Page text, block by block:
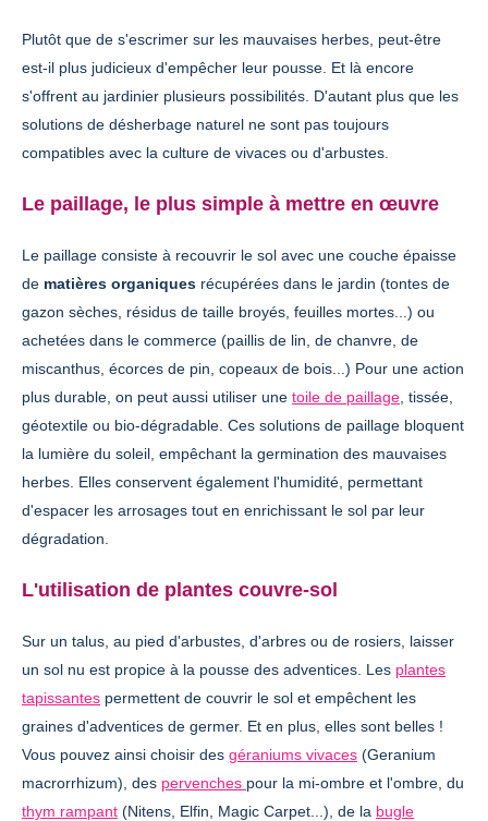
Plutôt que de s'escrimer sur les mauvaises herbes, peut-être
est-il plus judicieux d'empêcher leur pousse. Et là encore
s'offrent au jardinier plusieurs possibilités. D'autant plus que les
solutions de désherbage naturel ne sont pas toujours
compatibles avec la culture de vivaces ou d'arbustes.
Le paillage, le plus simple à mettre en œuvre
Le paillage consiste à recouvrir le sol avec une couche épaisse
de matières organiques récupérées dans le jardin (tontes de
gazon sèches, résidus de taille broyés, feuilles mortes...) ou
achetées dans le commerce (paillis de lin, de chanvre, de
miscanthus, écorces de pin, copeaux de bois...) Pour une action
plus durable, on peut aussi utiliser une toile de paillage , tissée,
géotextile ou bio-dégradable. Ces solutions de paillage bloquent
la lumière du soleil, empêchant la germination des mauvaises
herbes. Elles conservent également l'humidité, permettant
d'espacer les arrosages tout en enrichissant le sol par leur
dégradation.
L'utilisation de plantes couvre-sol
Sur un talus, au pied d'arbustes, d'arbres ou de rosiers, laisser
un sol nu est propice à la pousse des adventices. Les plantes
tapissantes permettent de couvrir le sol et empêchent les
graines d'adventices de germer. Et en plus, elles sont belles !
Vous pouvez ainsi choisir des géraniums vivaces (Geranium
macrorrhizum), des pervenches pour la mi-ombre et l'ombre, du
thym rampant (Nitens, Elfin, Magic Carpet...), de la bugle